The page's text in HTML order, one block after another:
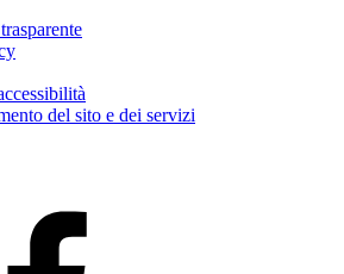
del sito e dei servizi